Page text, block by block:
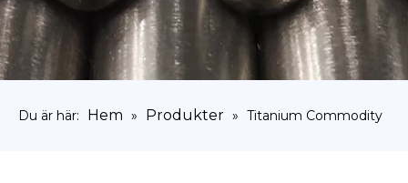
Du är här: Hem » Produkter » Titanium Commodity